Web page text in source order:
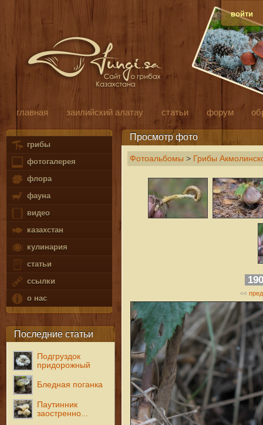
войти
главная заилийский алатау статьи форум
грибы
фотогалерея
флора
фауна
видео
казахстан
кулинария
статьи
ссылки
о нас
Последние статьи
Подгруздок
придорожный
Бледная поганка
Паутинник
заостренно...
Просмотр фото
Фотоальбомы > Грибы
<<